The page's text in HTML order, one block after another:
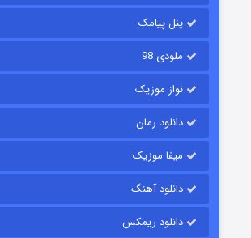
شکست استوارت در نجات
قسمت
پنل پیامک
ملودی 98
نواز موزیک
دانلود رمان
میفا موزیک
دانلود آهنگ
دانلود ریمکس